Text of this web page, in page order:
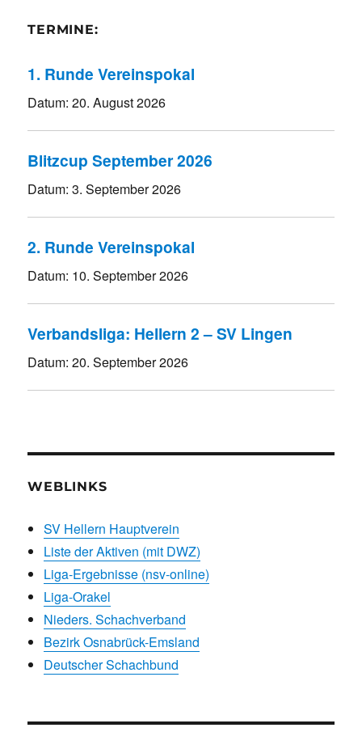
TERMINE:
1. Runde Vereinspokal
Datum:20. August 2026
Blitzcup September 2026
Datum:3. September 2026
2. Runde Vereinspokal
Datum: 10. September 2026
Verbandsliga: Hellern 2 – SV Lingen
Datum:20. September 2026
WEBLINKS
SV Hellern Hauptverein
Liste der Aktiven (mit DWZ)
Liga-Ergebnisse (nsv-online)
Liga-Orakel
Nieders. Schachverband
Bezirk Osnabrück-Emsland
Deutscher Schachbund